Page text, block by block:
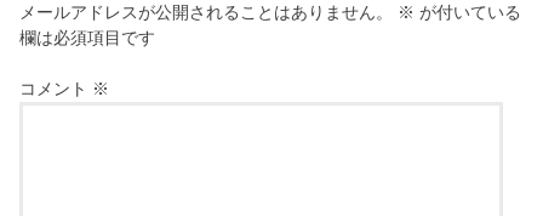
メールアドレスが公開されることはありません。 ※ が付いている
欄は必須項目です
コメント ※